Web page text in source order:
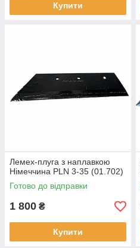
Купити
Лемех-плуга з наплавкою
Німеччина PLN 3-35 (01.702)
Готово до відправки
1 800 ₴
Купити